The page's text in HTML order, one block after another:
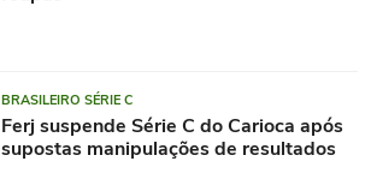
BRASILEIRO SÉRIE C
Ferj suspende Série C do Carioca após
supostas manipulações de resultados